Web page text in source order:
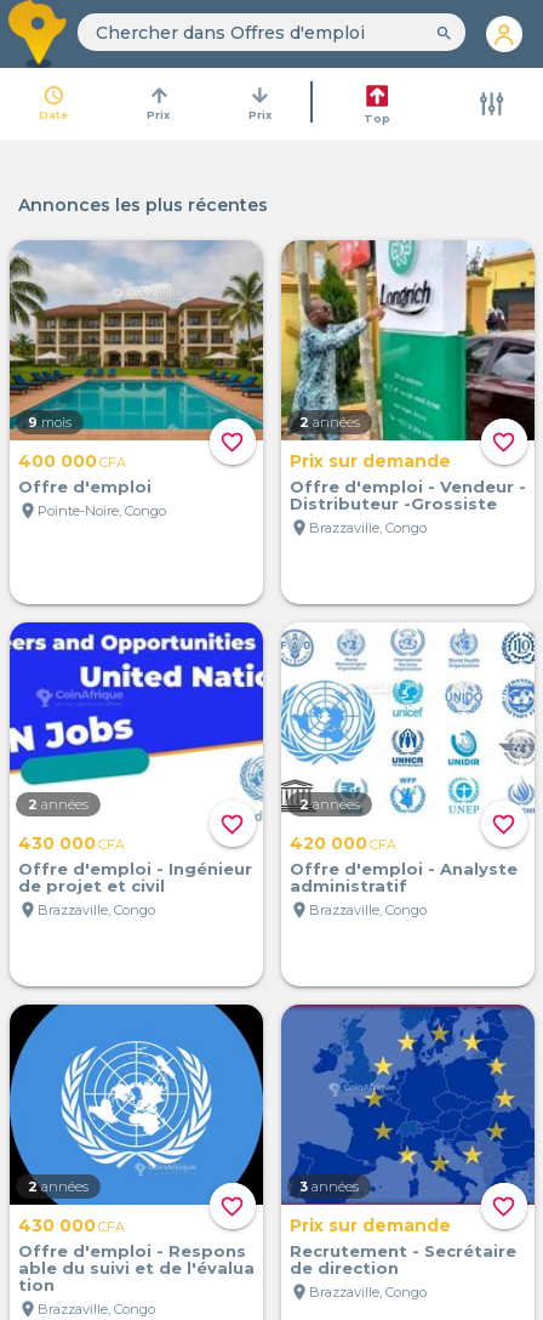
search
access_time
Date
arrow_upward
Prix
arrow_downward
Prix Top
Annonces les plus récentes
favorite_border
9 mois
400 000CFA
Offre d'emploi
location_on Pointe-Noire, Congo
favorite_border
2 années
Prix sur demande
Offre d'emploi - Vendeur -
Distributeur -Grossiste
location_on Brazzaville, Congo
favorite_border
2 années
430 000CFA
Offre d'emploi - Ingénieur
de projet et civil
location_on Brazzaville, Congo
favorite_border
2 années
420 000CFA
Offre d'emploi - Analyste
administratif
location_on Brazzaville, Congo
favorite_border
2 années
430 000CFA
Offre d'emploi - Respons
able du suivi et de l'évalua
tion
location_on Brazzaville, Congo
favorite_border
3 années
Prix sur demande
Recrutement - Secrétaire
de direction
location_on Brazzaville, Congo